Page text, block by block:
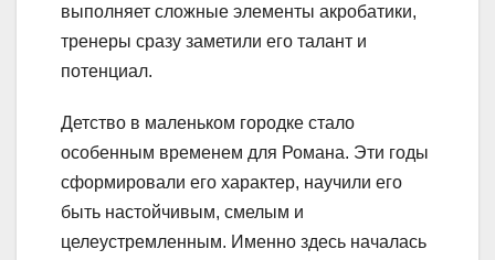
выполняет сложные элементы акробатики,
тренеры сразу заметили его талант и
потенциал.
Детство в маленьком городке стало
особенным временем для Романа. Эти годы
сформировали его характер, научили его
быть настойчивым, смелым и
целеустремленным. Именно здесь началась